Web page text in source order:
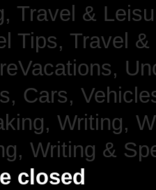
Travel &
Tips, Travel
Cars,
Writing,
Writing &
closed